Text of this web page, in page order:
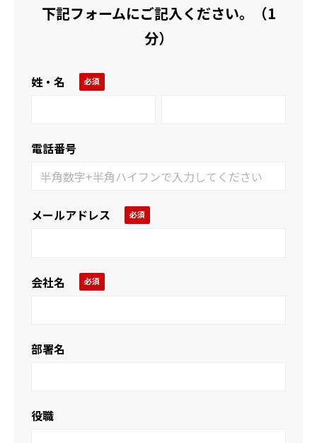
下記フォームにご記入ください。（1
分）
姓・名
電話番号
メールアドレス
会社名
部署名
役職